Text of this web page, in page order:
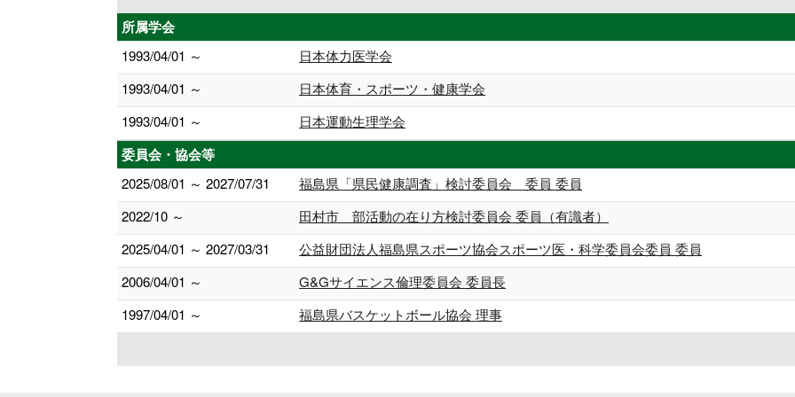
所属学会
1993/04/01 ～
日本体力医学会
1993/04/01 ～
日本体育・スポーツ・健康学会
1993/04/01 ～
日本運動生理学会
委員会・協会等
2025/08/01 ～ 2027/07/31
福島県「県民健康調査」検討委員会 委員 委員
2022/10 ～
田村市 部活動の在り方検討委員会 委員（有識者）
2025/04/01 ～ 2027/03/31
公益財団法人福島県スポーツ協会スポーツ医・科学委員会委員 委員
2006/04/01 ～
G&Gサイエンス倫理委員会 委員長
1997/04/01 ～
福島県バスケットボール協会 理事